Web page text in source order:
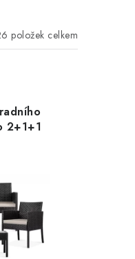
položek celkem
2+1+1